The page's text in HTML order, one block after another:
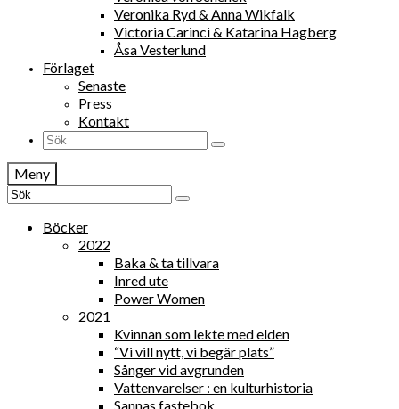
Veronika Ryd & Anna Wikfalk
Victoria Carinci & Katarina Hagberg
Åsa Vesterlund
Förlaget
Senaste
Press
Kontakt
Search
Meny
Search
Böcker
2022
Baka & ta tillvara
Inred ute
Power Women
2021
Kvinnan som lekte med elden
“Vi vill nytt, vi begär plats”
Sånger vid avgrunden
Vattenvarelser : en kulturhistoria
Sannas fastebok